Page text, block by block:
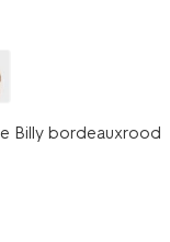
Billy bordeauxrood